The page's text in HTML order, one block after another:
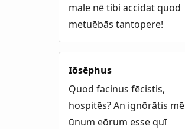
male nē tibi accidat quod
metuēbās tantopere!
Iōsēphus
Quod facinus fēcistis,
hospitēs? An ignōrātis mē
ūnum eōrum esse quī